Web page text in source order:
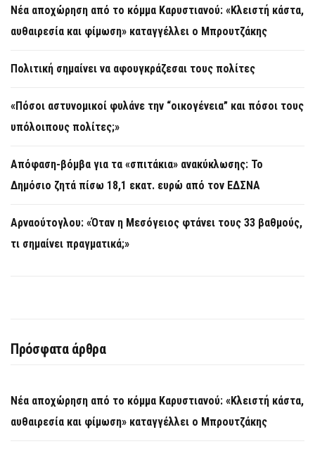
Νέα αποχώρηση από το κόμμα Καρυστιανού: «Κλειστή κάστα,
αυθαιρεσία και φίμωση» καταγγέλλει ο Μπρουτζάκης
Πολιτική σημαίνει να αφουγκράζεσαι τους πολίτες
«Πόσοι αστυνομικοί φυλάνε την “οικογένεια” και πόσοι τους
υπόλοιπους πολίτες;»
Απόφαση-βόμβα για τα «σπιτάκια» ανακύκλωσης: Το
Δημόσιο ζητά πίσω 18,1 εκατ. ευρώ από τον ΕΔΣΝΑ
Αρναούτογλου: «Όταν η Μεσόγειος φτάνει τους 33 βαθμούς,
τι σημαίνει πραγματικά;»
Πρόσφατα άρθρα
Νέα αποχώρηση από το κόμμα Καρυστιανού: «Κλειστή κάστα,
αυθαιρεσία και φίμωση» καταγγέλλει ο Μπρουτζάκης